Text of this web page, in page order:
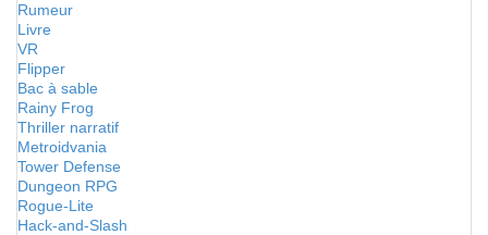
Rumeur
Livre
VR
Flipper
Bac à sable
Rainy Frog
Thriller narratif
Metroidvania
Tower Defense
Dungeon RPG
Rogue-Lite
Hack-and-Slash